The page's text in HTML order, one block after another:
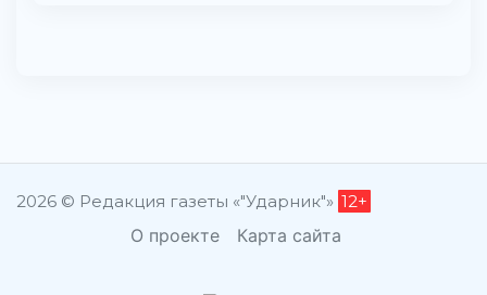
2026 © Редакция газеты «"Ударник"» 12+
О проекте Карта сайта